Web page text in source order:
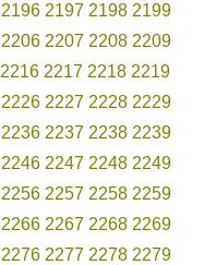
2196 2197 2198 2199
2206 2207 2208 2209
2216 2217 2218 2219
2226 2227 2228 2229
2236 2237 2238 2239
2246 2247 2248 2249
2256 2257 2258 2259
2266 2267 2268 2269
2276 2277 2278 2279